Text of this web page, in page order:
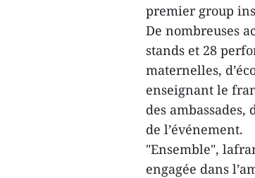
premier group
De nombreuses
stands et 28
maternelles,
enseignant le
des
de l’événement.
"Ensemble",
engagée dans